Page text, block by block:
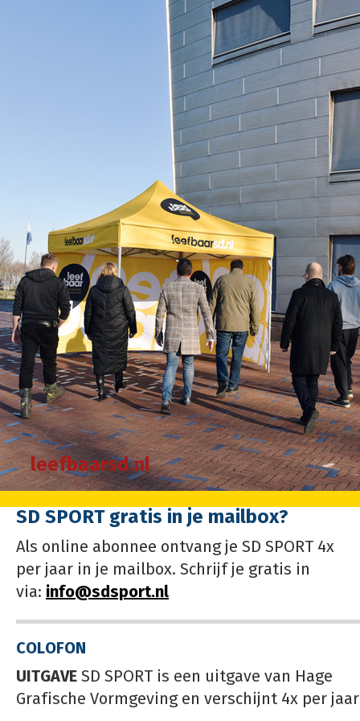
SD SPORT gratis in je mailbox?
Als online abonnee ontvang je SD SPORT 4x
per jaar in je mailbox. Schrijf je gratis in
via: info@sdsport.nl
COLOFON
UITGAVE SD SPORT is een uitgave van Hage
Grafische Vormgeving en verschijnt 4x per jaar
leefbaarsd.nl